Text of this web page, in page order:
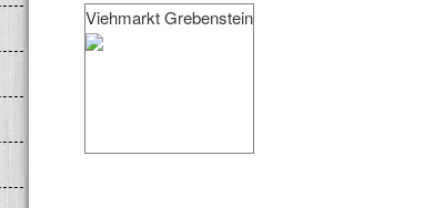
Viehmarkt Grebenstein